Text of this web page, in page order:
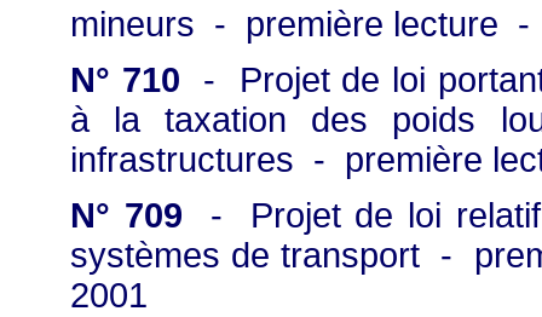
mineurs - première lecture -
N° 710 - Projet de loi
à la taxation des poids
infrastructures - première
N° 709 - Projet de loi relatif
systèmes de transport -
2001